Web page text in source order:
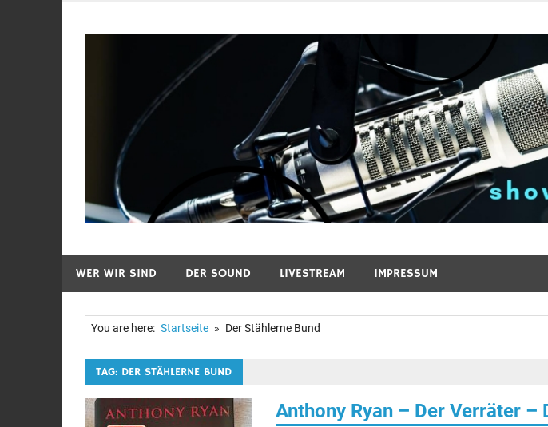
WER WIR SIND DER SOUND LIVESTREAM IMPRESSUM
You are here: Startseite Der Stählerne Bund
TAG: DER STÄHLERNE BUND
Anthony Ryan – Der Verräter –
+++ Album der